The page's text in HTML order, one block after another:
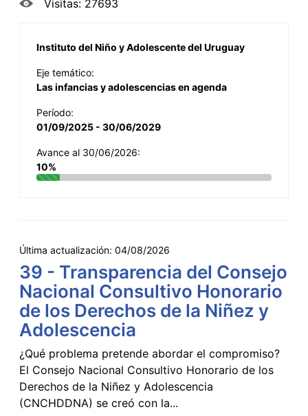
Visitas: 27693
Instituto del Niño y Adolescente del Uruguay
Eje temático:
Las infancias y adolescencias en agenda
Período:
01/09/2025 - 30/06/2029
Avance al 30/06/2026:
10%
Última actualización: 04/08/2026
39 - Transparencia del Consejo
Nacional Consultivo Honorario
de los Derechos de la Niñez y
Adolescencia
¿Qué problema pretende abordar el compromiso?
El Consejo Nacional Consultivo Honorario de los
Derechos de la Niñez y Adolescencia
(CNCHDDNA) se creó con la...